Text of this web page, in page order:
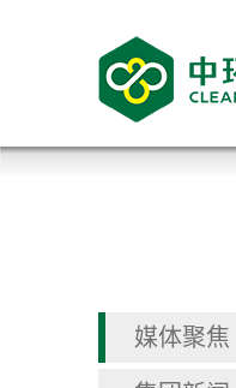
媒体聚焦